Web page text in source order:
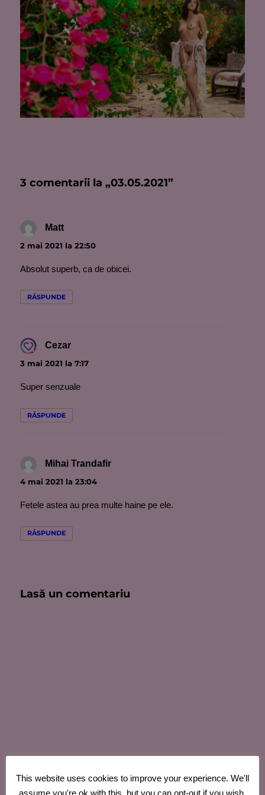
3 comentarii la „03.05.2021”
Matt
2 mai 2021 la 22:50
Absolut superb, ca de obicei.
RĂSPUNDE
Cezar
3 mai 2021 la 7:17
Super senzuale
RĂSPUNDE
Mihai Trandafir
4 mai 2021 la 23:04
Fetele astea au prea multe haine pe ele.
RĂSPUNDE
Lasă un comentariu
This website uses cookies to improve your experience. We'll
assume you're ok with this, but you can opt-out if you wish.